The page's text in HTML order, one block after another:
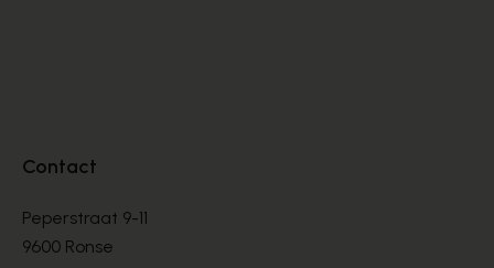
Contact
Peperstraat 9-11
9600 Ronse